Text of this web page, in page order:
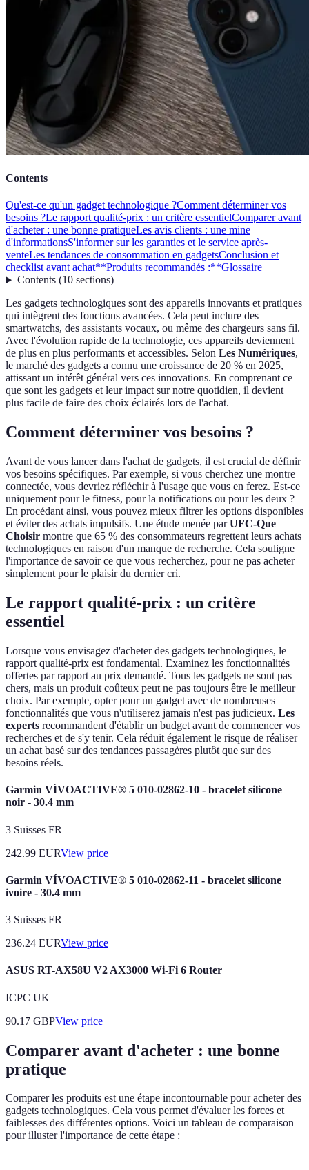
Contents
Qu'est-ce qu'un gadget technologique ?Comment déterminer vos
besoins ?Le rapport qualité-prix : un critère essentielComparer avant
d'acheter : une bonne pratiqueLes avis clients : une mine
d'informationsS'informer sur les garanties et le service après-
venteLes tendances de consommation en gadgetsConclusion et
checklist avant achat**Produits recommandés :**Glossaire
Contents(10 sections)
Les gadgets technologiques sont des appareils innovants et pratiques
qui intègrent des fonctions avancées. Cela peut inclure des
smartwatchs, des assistants vocaux, ou même des chargeurs sans fil.
Avec l'évolution rapide de la technologie, ces appareils deviennent
de plus en plus performants et accessibles. Selon Les Numériques,
le marché des gadgets a connu une croissance de 20 % en 2025,
attissant un intérêt général vers ces innovations. En comprenant ce
que sont les gadgets et leur impact sur notre quotidien, il devient
plus facile de faire des choix éclairés lors de l'achat.
Comment déterminer vos besoins ?
Avant de vous lancer dans l'achat de gadgets, il est crucial de définir
vos besoins spécifiques. Par exemple, si vous cherchez une montre
connectée, vous devriez réfléchir à l'usage que vous en ferez. Est-ce
uniquement pour le fitness, pour la notifications ou pour les deux ?
En procédant ainsi, vous pouvez mieux filtrer les options disponibles
et éviter des achats impulsifs. Une étude menée parUFC-Que
Choisir montre que 65 % des consommateurs regrettent leurs achats
technologiques en raison d'un manque de recherche. Cela souligne
l'importance de savoir ce que vous recherchez, pour ne pas acheter
simplement pour le plaisir du dernier cri.
Le rapport qualité-prix : un critère
essentiel
Lorsque vous envisagez d'acheter des gadgets technologiques, le
rapport qualité-prix est fondamental. Examinez les fonctionnalités
offertes par rapport au prix demandé. Tous les gadgets ne sont pas
chers, mais un produit coûteux peut ne pas toujours être le meilleur
choix. Par exemple, opter pour un gadget avec de nombreuses
fonctionnalités que vous n'utiliserez jamais n'est pas judicieux. Les
experts recommandent d'établir un budget avant de commencer vos
recherches et de s'y tenir. Cela réduit également le risque de réaliser
un achat basé sur des tendances passagères plutôt que sur des
besoins réels.
Garmin VÍVOACTIVE® 5 010-02862-10 - bracelet silicone
noir - 30.4 mm
3 Suisses FR
242.99 EURView price
Garmin VÍVOACTIVE® 5 010-02862-11 - bracelet silicone
ivoire - 30.4 mm
3 Suisses FR
236.24 EURView price
ASUS RT-AX58U V2 AX3000 Wi-Fi 6 Router
ICPC UK
90.17 GBPView price
Comparer avant d'acheter : une bonne
pratique
Comparer les produits est une étape incontournable pour acheter des
gadgets technologiques. Cela vous permet d'évaluer les forces et
faiblesses des différentes options. Voici un tableau de comparaison
pour illuster l'importance de cette étape :